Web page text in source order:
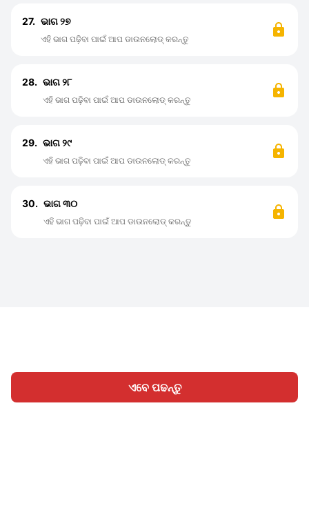
ଏବେ ପଢନ୍ତୁ
27. ଭାଗ ୨୭
ଏହି ଭାଗ ପଢ଼ିବା ପାଇଁ ଆପ ଡାଉନଲୋଡ୍ କରନ୍ତୁ
28. ଭାଗ ୨୮
ଏହି ଭାଗ ପଢ଼ିବା ପାଇଁ ଆପ ଡାଉନଲୋଡ୍ କରନ୍ତୁ
29. ଭାଗ ୨୯
ଏହି ଭାଗ ପଢ଼ିବା ପାଇଁ ଆପ ଡାଉନଲୋଡ୍ କରନ୍ତୁ
30. ଭାଗ ୩୦
ଏହି ଭାଗ ପଢ଼ିବା ପାଇଁ ଆପ ଡାଉନଲୋଡ୍ କରନ୍ତୁ
ହୋମ ବିଭାଗ ଲେଖନ୍ତୁ ସାଇନ୍ ଇନ୍